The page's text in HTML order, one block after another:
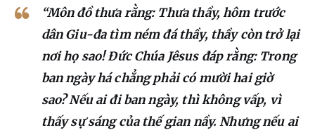
“Môn đồ thưa rằng: Thưa thầy, hôm trước
dân Giu-đa tìm ném đá thầy, thầy còn trở lại
nơi họ sao! Đức Chúa Jêsus đáp rằng: Trong
ban ngày há chẳng phải có mười hai giờ
sao? Nếu ai đi ban ngày, thì không vấp, vì
thấy sự sáng của thế gian nầy. Nhưng nếu ai